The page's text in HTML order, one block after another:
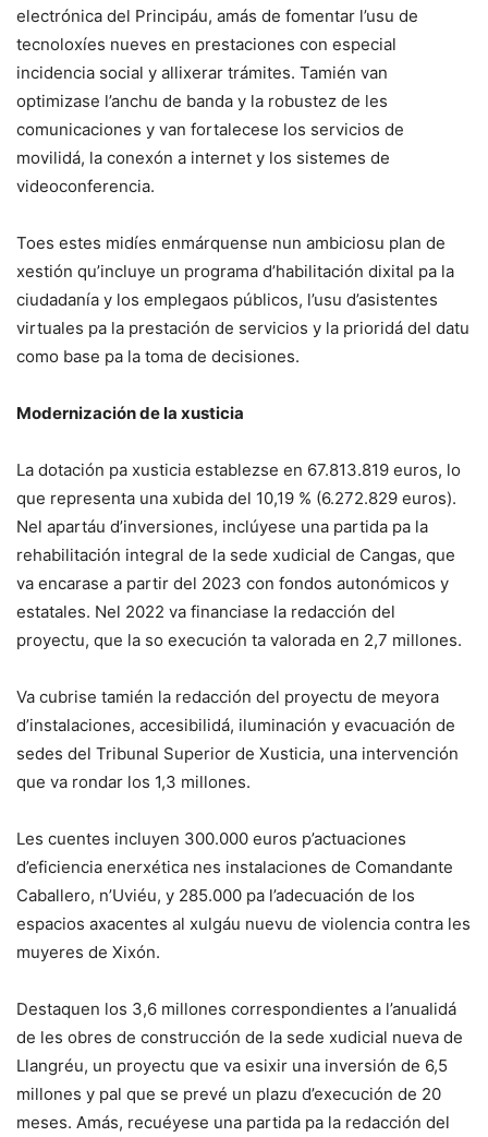
electrónica del Principáu, amás de fomentar l’usu de
tecnoloxíes nueves en prestaciones con especial
incidencia social y allixerar trámites. Tamién van
optimizase l’anchu de banda y la robustez de les
comunicaciones y van fortalecese los servicios de
movilidá, la conexón a internet y los sistemes de
videoconferencia.
Toes estes midíes enmárquense nun ambiciosu plan de
xestión qu’incluye un programa d’habilitación dixital pa la
ciudadanía y los emplegaos públicos, l’usu d’asistentes
virtuales pa la prestación de servicios y la prioridá del datu
como base pa la toma de decisiones.
Modernización de la xusticia
La dotación pa xusticia establezse en 67.813.819 euros, lo
que representa una xubida del 10,19 % (6.272.829 euros).
Nel apartáu d’inversiones, inclúyese una partida pa la
rehabilitación integral de la sede xudicial de Cangas, que
va encarase a partir del 2023 con fondos autonómicos y
estatales. Nel 2022 va financiase la redacción del
proyectu, que la so execución ta valorada en 2,7 millones.
Va cubrise tamién la redacción del proyectu de meyora
d’instalaciones, accesibilidá, iluminación y evacuación de
sedes del Tribunal Superior de Xusticia, una intervención
que va rondar los 1,3 millones.
Les cuentes incluyen 300.000 euros p’actuaciones
d’eficiencia enerxética nes instalaciones de Comandante
Caballero, n’Uviéu, y 285.000 pa l’adecuación de los
espacios axacentes al xulgáu nuevu de violencia contra les
muyeres de Xixón.
Destaquen los 3,6 millones correspondientes a l’anualidá
de les obres de construcción de la sede xudicial nueva de
Llangréu, un proyectu que va esixir una inversión de 6,5
millones y pal que se prevé un plazu d’execución de 20
meses. Amás, recuéyese una partida pa la redacción del